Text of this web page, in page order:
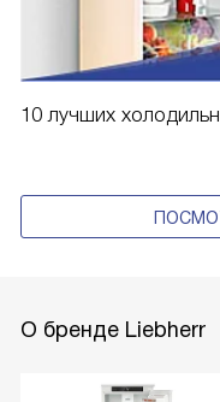
10 лучших
О бренде Liebherr